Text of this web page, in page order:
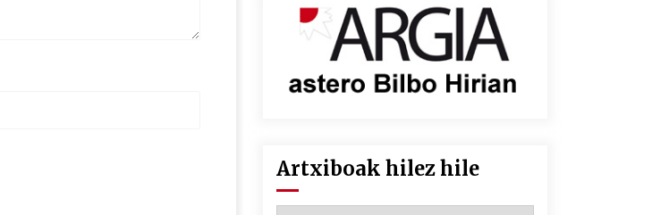
Artxiboak hilez hile